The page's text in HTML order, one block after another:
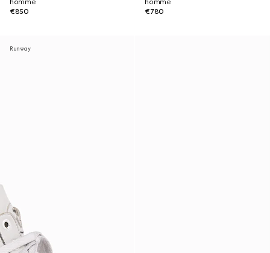
homme
€850
homme
€780
Runway